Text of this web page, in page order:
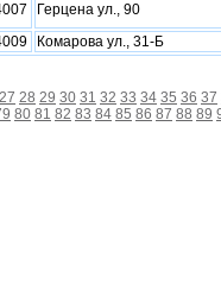
Герцена ул., 90
Комарова ул., 31-Б
27 28 29 30 31 32 33 34 35 36 37
80 81 82 83 84 85 86 87 88 89